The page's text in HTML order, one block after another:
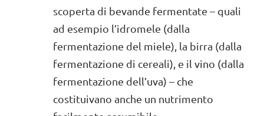
scoperta di bevande fermentate – quali
ad esempio l’idromele (dalla
fermentazione del miele), la birra (dalla
fermentazione di cereali), e il vino (dalla
fermentazione dell’uva) – che
costituivano anche un nutrimento